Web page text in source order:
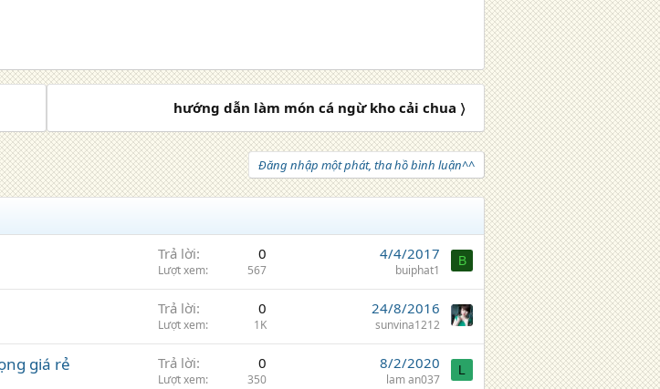
hướng dẫn làm món cá ngừ kho cải chua 〉
Đăng nhập một phát, tha hồ bình luận^^
Trả lời 0
Lượt xem 567
4/4/2017
buiphat1
B
Trả lời 0
Lượt xem 1K
24/8/2016
sunvina1212
giá rẻ Trả lời 0
Lượt xem 350
8/2/2020
lam an037
L